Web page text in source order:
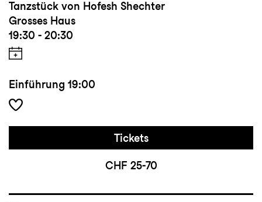
Tanzstück von Hofesh Shechter
Grosses Haus
19:30 - 20:30
Einführung 19:00
Tickets
CHF 25-70